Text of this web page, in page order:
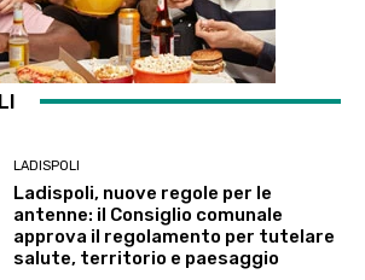
LADISPOLI
Ladispoli, nuove regole per le
antenne: il Consiglio comunale
approva il regolamento per tutelare
salute, territorio e paesaggio